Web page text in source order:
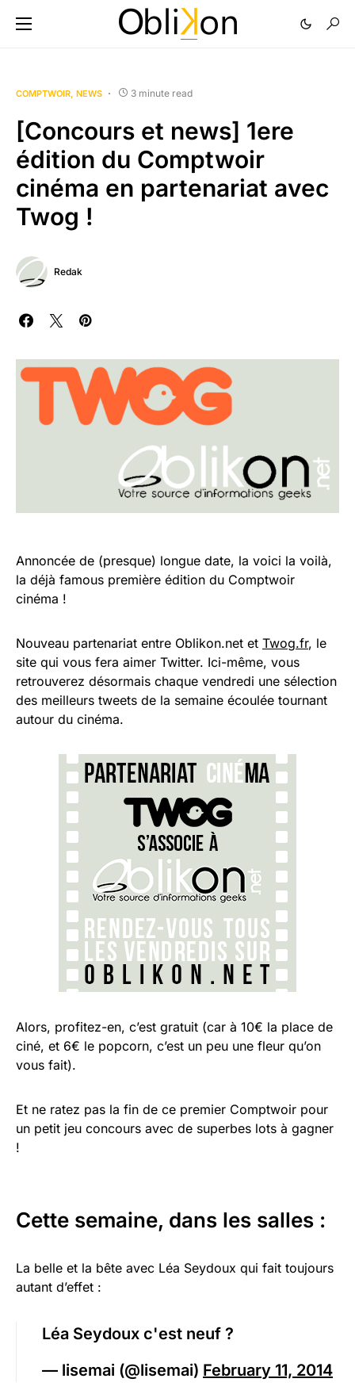
COMPTWOIR NEWS 3 minute read
[Concours et news] 1ere
édition du Comptwoir
cinéma en partenariat avec
Twog !
Redak
Annoncée de (presque) longue date, la voici la voilà,
la déjà famous première édition du Comptwoir
cinéma !
Nouveau partenariat entre Oblikon.net et Twog.fr, le
site qui vous fera aimer Twitter. Ici-même, vous
retrouverez désormais chaque vendredi une sélection
des meilleurs tweets de la semaine écoulée tournant
autour du cinéma.
Alors, profitez-en, c’est gratuit (car à 10€ la place de
ciné, et 6€ le popcorn, c’est un peu une fleur qu’on
vous fait).
Et ne ratez pas la fin de ce premier Comptwoir pour
un petit jeu concours avec de superbes lots à gagner
!
Cette semaine, dans les salles :
La belle et la bête avec Léa Seydoux qui fait toujours
autant d’effet :
Léa Seydoux c'est neuf ?
— lisemai (@lisemai) February 11, 2014